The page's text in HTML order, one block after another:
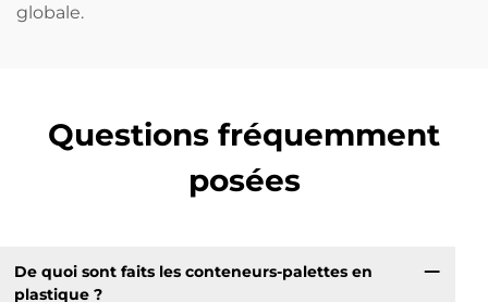
globale.
Questions fréquemment
posées
De quoi sont faits les conteneurs-palettes en
plastique ?